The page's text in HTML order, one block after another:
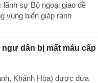
sự Bộ ngoại giao đề
vùng biển giáp ranh
dân bị mất máu cấp
Khánh Hòa) được đưa